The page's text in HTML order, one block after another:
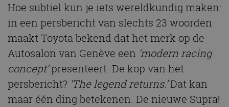
Hoe subtiel kun je iets wereldkundig maken:
in een persbericht van slechts 23 woorden
maakt Toyota bekend dat het merk op de
Autosalon van Genève een ‘modern racing
concept’presenteert. De kop van het
persbericht? ‘The legend returns.’Dat kan
maar één ding betekenen. De nieuwe Supra!